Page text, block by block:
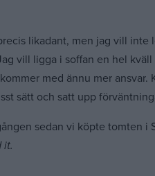
likadant, men jag vill inte
vill ligga i soffan en hel
med ännu mer ansvar.
sätt och satt upp
sedan vi köpte tomten i
it.